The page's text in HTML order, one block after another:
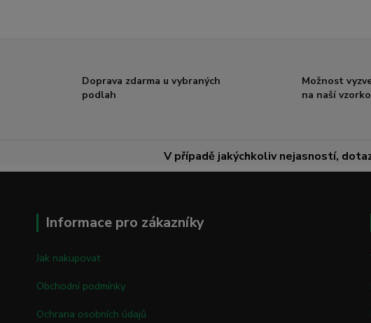
Doprava zdarma u vybraných
podlah
Možnost
na naší
V případě jakýchkoliv nejasností,
Informace pro zákazníky
Jak nakupovat
Obchodní podmínky
Ochrana osobních údajů